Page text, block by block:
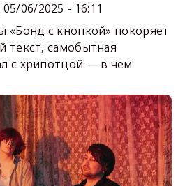
05/06/2025 - 16:11
«Бонд с кнопкой» покоряет
текст, самобытная
с хрипотцой — в чем